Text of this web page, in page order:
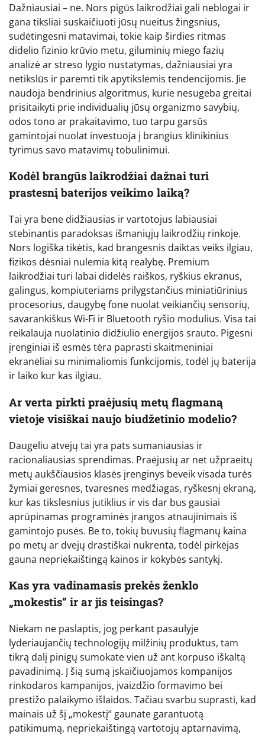
Dažniausiai – ne. Nors pigūs laikrodžiai gali neblogai ir
gana tiksliai suskaičiuoti jūsų nueitus žingsnius,
sudėtingesni matavimai, tokie kaip širdies ritmas
didelio fizinio krūvio metu, giluminių miego fazių
analizė ar streso lygio nustatymas, dažniausiai yra
netikslūs ir paremti tik apytikslėmis tendencijomis. Jie
naudoja bendrinius algoritmus, kurie nesugeba greitai
prisitaikyti prie individualių jūsų organizmo savybių,
odos tono ar prakaitavimo, tuo tarpu garsūs
gamintojai nuolat investuoja į brangius klinikinius
tyrimus savo matavimų tobulinimui.
Kodėl brangūs laikrodžiai dažnai turi
prastesnį baterijos veikimo laiką?
Tai yra bene didžiausias ir vartotojus labiausiai
stebinantis paradoksas išmaniųjų laikrodžių rinkoje.
Nors logiška tikėtis, kad brangesnis daiktas veiks ilgiau,
fizikos dėsniai nulemia kitą realybę. Premium
laikrodžiai turi labai didelės raiškos, ryškius ekranus,
galingus, kompiuteriams prilygstančius miniatiūrinius
procesorius, daugybę fone nuolat veikiančių sensorių,
savarankiškus Wi-Fi ir Bluetooth ryšio modulius. Visa tai
reikalauja nuolatinio didžiulio energijos srauto. Pigesni
įrenginiai iš esmės tėra paprasti skaitmeniniai
ekranėliai su minimaliomis funkcijomis, todėl jų baterija
ir laiko kur kas ilgiau.
Ar verta pirkti praėjusių metų flagmaną
vietoje visiškai naujo biudžetinio modelio?
Daugeliu atvejų tai yra pats sumaniausias ir
racionaliausias sprendimas. Praėjusių ar net užpraeitų
metų aukščiausios klasės įrenginys beveik visada turės
žymiai geresnes, tvaresnes medžiagas, ryškesnį ekraną,
kur kas tikslesnius jutiklius ir vis dar bus gausiai
aprūpinamas programinės įrangos atnaujinimais iš
gamintojo pusės. Be to, tokių buvusių flagmanų kaina
po metų ar dvejų drastiškai nukrenta, todėl pirkėjas
gauna nepriekaištingą kainos ir kokybės santykį.
Kas yra vadinamasis prekės ženklo
„mokestis” ir ar jis teisingas?
Niekam ne paslaptis, jog perkant pasaulyje
lyderiaujančių technologijų milžinių produktus, tam
tikrą dalį pinigų sumokate vien už ant korpuso iškaltą
pavadinimą. Į šią sumą įskaičiuojamos kompanijos
rinkodaros kampanijos, įvaizdžio formavimo bei
prestižo palaikymo išlaidos. Tačiau svarbu suprasti, kad
mainais už šį „mokestį“ gaunate garantuotą
patikimumą, nepriekaištingą vartotojų aptarnavimą,